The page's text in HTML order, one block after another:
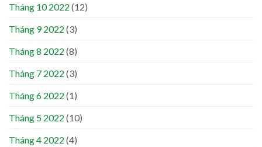
Tháng 10 2022 (12)
Tháng 9 2022 (3)
Tháng 8 2022 (8)
Tháng 7 2022 (3)
Tháng 6 2022 (1)
Tháng 5 2022 (10)
Tháng 4 2022 (4)